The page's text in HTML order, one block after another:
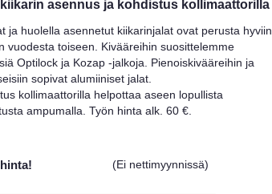
asennus ja kohdistus kollimaattorilla
ja huolella asennetut kiikarinjalat ovat perusta hyviin
vuodesta toiseen. Kivääreihin suosittelemme
Optilock ja Kozap -jalkoja. Pienoiskivääreihin ja
sopivat alumiiniset jalat.
kollimaattorilla helpottaa aseen lopullista
ampumalla. Työn hinta alk. 60 €.
(Ei nettimyynnissä)